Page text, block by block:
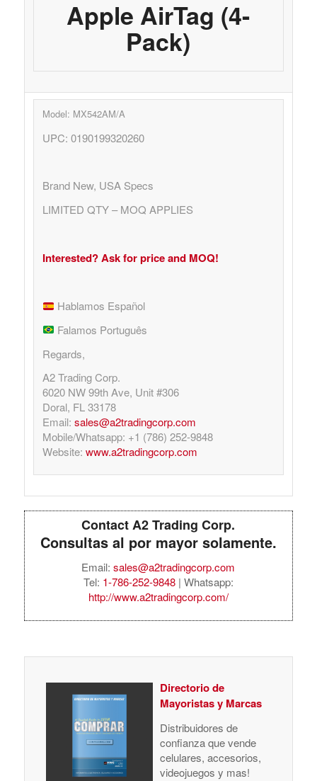
Apple AirTag (4-
Pack)
Model: MX542AM/A
UPC: 0190199320260
Brand New, USA Specs
LIMITED QTY – MOQ APPLIES
Interested? Ask for price and MOQ!
Hablamos Español
Falamos Português
Regards,
A2 Trading Corp.
6020 NW 99th Ave, Unit #306
Doral, FL 33178
Email: sales@a2tradingcorp.com
Mobile/Whatsapp: +1 (786) 252-9848
Website: www.a2tradingcorp.com
Contact A2 Trading Corp.
Consultas al por mayor solamente.
Email:sales@a2tradingcorp.com
Tel: 1-786-252-9848| Whatsapp:
http://www.a2tradingcorp.com/
Directorio de
Mayoristas y Marcas
Distribuidores de
confianza que vende
celulares, accesorios,
videojuegos y mas!